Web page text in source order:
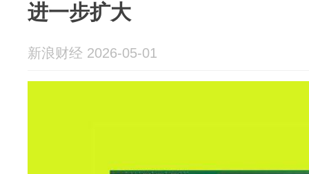
进一步扩大
新浪财经 2026-05-01